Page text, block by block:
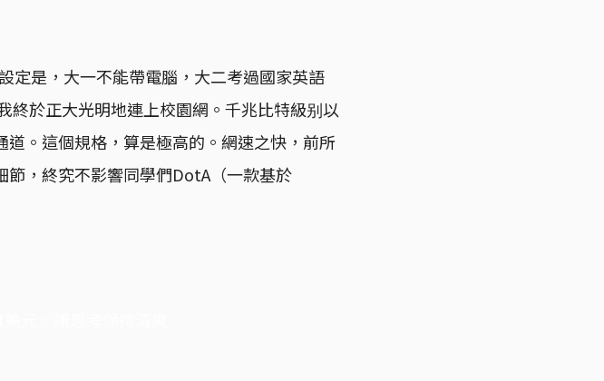
定是，大一不能帶電腦，大二考過國家英語
終於正大光明地連上校園網。千兆比特級别以
。這個規格，算是極高的。網速之快，前所
，終究不影響同學們DotA（一款基於